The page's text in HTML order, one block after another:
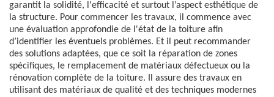
garantit la solidité, l'efficacité et surtout l’aspect esthétique de
la structure. Pour commencer les travaux, il commence avec
une évaluation approfondie de l'état de la toiture afin
d’identifier les éventuels problèmes. Et il peut recommander
des solutions adaptées, que ce soit la réparation de zones
spécifiques, le remplacement de matériaux défectueux ou la
rénovation complète de la toiture. Il assure des travaux en
utilisant des matériaux de qualité et des techniques modernes